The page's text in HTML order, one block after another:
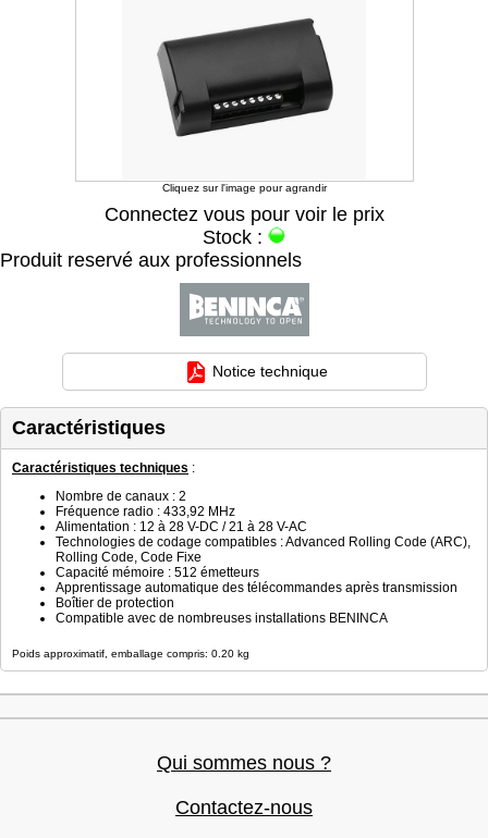
Cliquez sur l'image pour agrandir
Connectez vous pour voir le prix
Stock :
Produit reservé aux professionnels
Notice technique
Caractéristiques
Caractéristiques techniques :
Nombre de canaux : 2
Fréquence radio : 433,92 MHz
Alimentation : 12 à 28 V-DC / 21 à 28 V-AC
Technologies de codage compatibles : Advanced Rolling Code (ARC),
Rolling Code, Code Fixe
Capacité mémoire : 512 émetteurs
Apprentissage automatique des télécommandes après transmission
Boîtier de protection
Compatible avec de nombreuses installations BENINCA
Poids approximatif, emballage compris: 0.20 kg
Qui sommes nous ?
Contactez-nous